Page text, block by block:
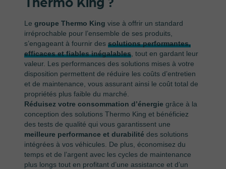
Le groupe Thermo King vise à offrir un standard
irréprochable pour l’ensemble de ses produits,
s’engageant à fournir des solutions performantes,
efficaces et fiables inégalables , tout en gardant leur
valeur. Les performances des solutions mises à votre
disposition permettent de réduire les coûts d’entretien
et de maintenance, vous assurant ainsi le coût total de
propriétés plus faible du marché.
Réduisez votre consommation d’énergie grâce à la
conception des solutions Thermo King et bénéficiez
des tests de qualité qui vous garantissent une
meilleure performance et durabilité des solutions
intégrées à vos véhicules. De plus, économisez du
temps et de l’argent avec les cycles de maintenance
plus longs tout en profitant d’une assistance et d’un